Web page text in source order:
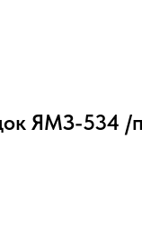
ЯМЗ-534 /